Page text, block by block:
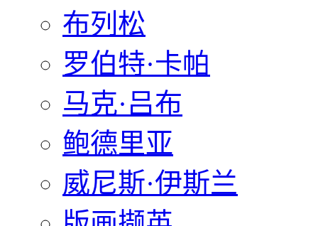
布列松
罗伯特·卡帕
马克·吕布
鲍德里亚
威尼斯·伊斯兰